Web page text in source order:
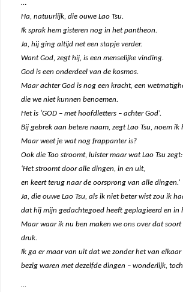
…
Ha, natuurlijk, die ouwe Lao Tsu.
Ik sprak hem gisteren nog in het pantheon.
Ja, hij ging altijd net een stapje verder.
Want God, zegt hij, is een menselijke vinding.
God is een onderdeel van de kosmos.
Maar achter God is nog een kracht, een
die we niet kunnen benoemen.
Het is ‘GOD – met hoofdletters – achter God’.
Bij gebrek aan betere naam, zegt Lao Tsu, noem ik
Maar weet je wat nog frappanter is?
Ook die Tao stroomt, luister maar wat Lao Tsu zegt:
‘Het stroomt door alle dingen, in en uit,
en keert terug naar de oorsprong van alle dingen.’
Ja, die ouwe Lao Tsu, als ik niet beter wist zou ik
dat hij mijn gedachtegoed heeft geplagieerd en in
Maar waar ik nu ben maken we ons over dat
druk.
Ik ga er maar van uit dat we zonder het van elkaar
bezig waren met dezelfde dingen – wonderlijk,
…